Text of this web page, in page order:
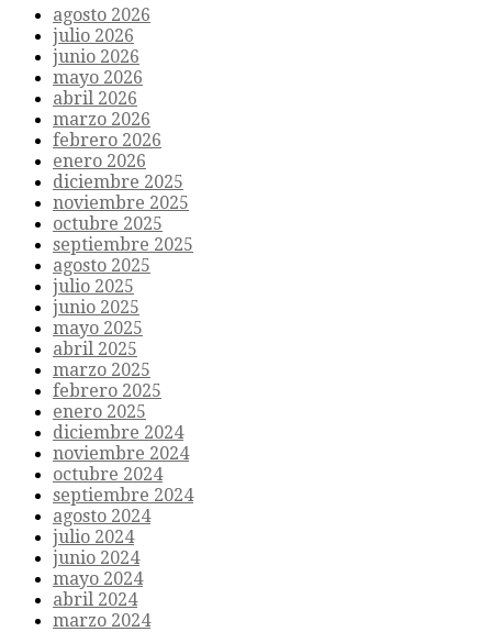
agosto 2026
julio 2026
junio 2026
mayo 2026
abril 2026
marzo 2026
febrero 2026
enero 2026
diciembre 2025
noviembre 2025
octubre 2025
septiembre 2025
agosto 2025
julio 2025
junio 2025
mayo 2025
abril 2025
marzo 2025
febrero 2025
enero 2025
diciembre 2024
noviembre 2024
octubre 2024
septiembre 2024
agosto 2024
julio 2024
junio 2024
mayo 2024
abril 2024
marzo 2024